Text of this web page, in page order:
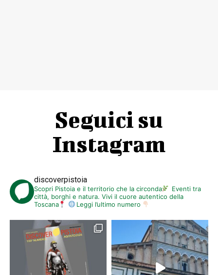
Seguici su
Instagram
discoverpistoia
Scopri Pistoia e il territorio che la circonda
Eventi tra
città, borghi e natura. Vivi il cuore autentico della
Toscana
Leggi l’ultimo numero